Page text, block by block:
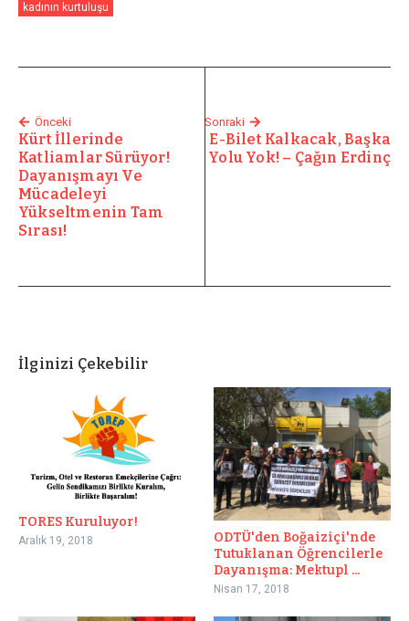
kadının kurtuluşu
Önceki
Kürt İllerinde
Katliamlar Sürüyor!
Dayanışmayı Ve
Mücadeleyi
Yükseltmenin Tam
Sırası!
Sonraki
E-Bilet Kalkacak, Başka
Yolu Yok! – Çağın Erdinç
İlginizi Çekebilir
TORES Kuruluyor!
Aralık 19, 2018
ODTÜ'den Boğaiziçi'nde
Tutuklanan Öğrencilerle
Dayanışma: Mektupl ...
Nisan 17, 2018